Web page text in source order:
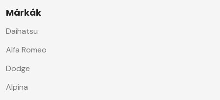
Márkák
Daihatsu
Alfa Romeo
Dodge
Alpina